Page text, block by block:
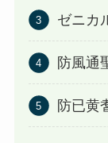
ゼニカ
防風通
防已黄